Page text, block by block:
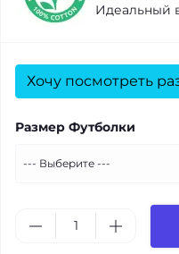
Идеальный
Хочу посмотреть
Размер Футболки